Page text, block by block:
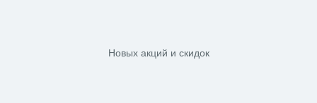
Новых акций и скидок